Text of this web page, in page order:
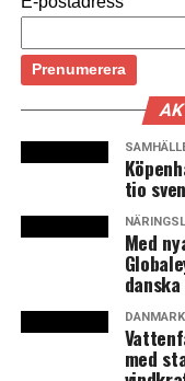
så länge omfattar
som laddas upp
och som även
den gröna
världspremiären.
att snabbladda på
Öresundslinjen
kunde valt en annan
– Vi har otroligt
exempel från
Sverige och ner i
sommaren, och tio
Nu kan vi hjälpa
tio
Med
DANMARK
med